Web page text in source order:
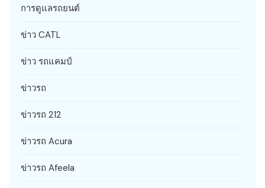
การดูแลรถยนต์
ข่าว CATL
ข่าว รถแคมป์
ข่าวรถ
ข่าวรถ 212
ข่าวรถ Acura
ข่าวรถ Afeela